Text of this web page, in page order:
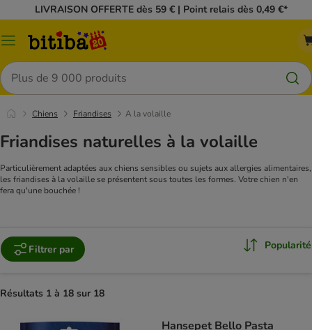
LIVRAISON OFFERTE dès 59 € | Point relais dès 0,49 €*
Menu
Rechercher
Chiens Friandises A la volaille
Friandises naturelles à la volaille
Particulièrement adaptées aux chiens sensibles ou sujets aux allergies alimentaires,
les friandises à la volaille se présentent sous toutes les formes. Votre chien n'en
fera qu'une bouchée !
Filtrer par Popularité
Résultats 1 à 18 sur 18
Hansepet Bello Pasta